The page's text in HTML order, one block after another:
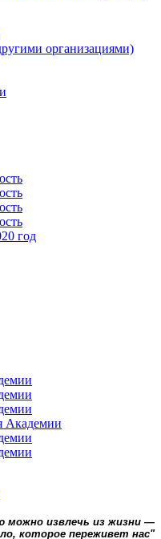
организациями)
год
Академии
можно извлечь из жизни —
которое переживет нас"